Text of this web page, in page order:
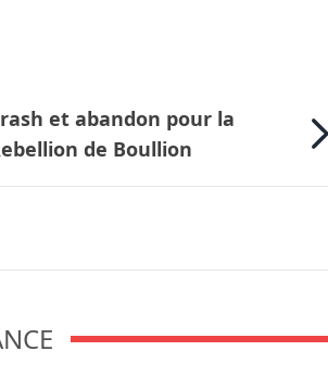
et abandon pour la
de Boullion